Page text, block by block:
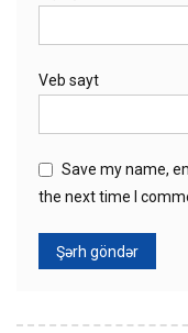
Veb sayt
Save my name,
the next time I